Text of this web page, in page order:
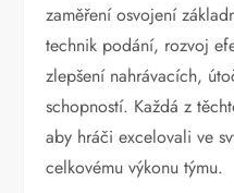
zaměření osvojení
technik podání, rozvoj
zlepšení nahrávacích,
schopností. Každá z
aby hráči excelovali ve
celkovému výkonu týmu.